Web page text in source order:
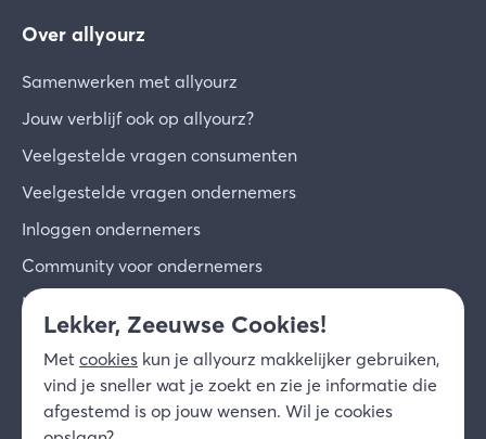
Over allyourz
Samenwerken met allyourz
Jouw verblijf ook op allyourz?
Veelgestelde vragen consumenten
Veelgestelde vragen ondernemers
Inloggen ondernemers
Community voor ondernemers
Inschrijven voor de nieuwsbrief
Over ons
Contact
© 2026 allyourz b.v.
Lekker, Zeeuwse Cookies!
Met cookies kun je allyourz makkelijker gebruiken,
vind je sneller wat je zoekt en zie je informatie die
afgestemd is op jouw wensen. Wil je cookies